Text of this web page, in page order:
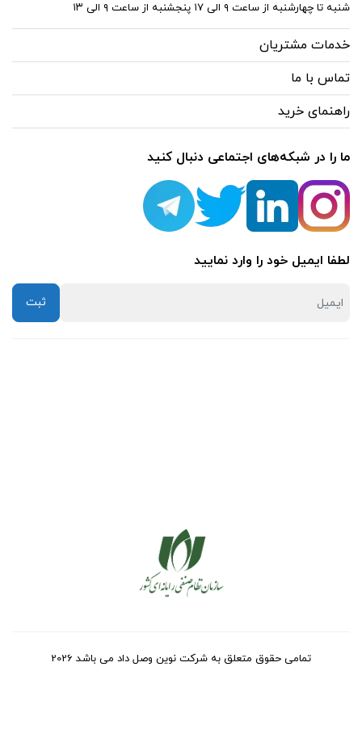
شنبه تا چهارشنبه از ساعت ۹ الی ۱۷ پنجشنبه از ساعت ۹ الی ۱۳
خدمات مشتریان
تماس با ما
راهنمای خرید
ما را در شبکه‌های اجتماعی دنبال کنید
لطفا ایمیل خود را وارد نمایید
تمامی حقوق متعلق به شرکت نوین وصل داد می باشد 2026